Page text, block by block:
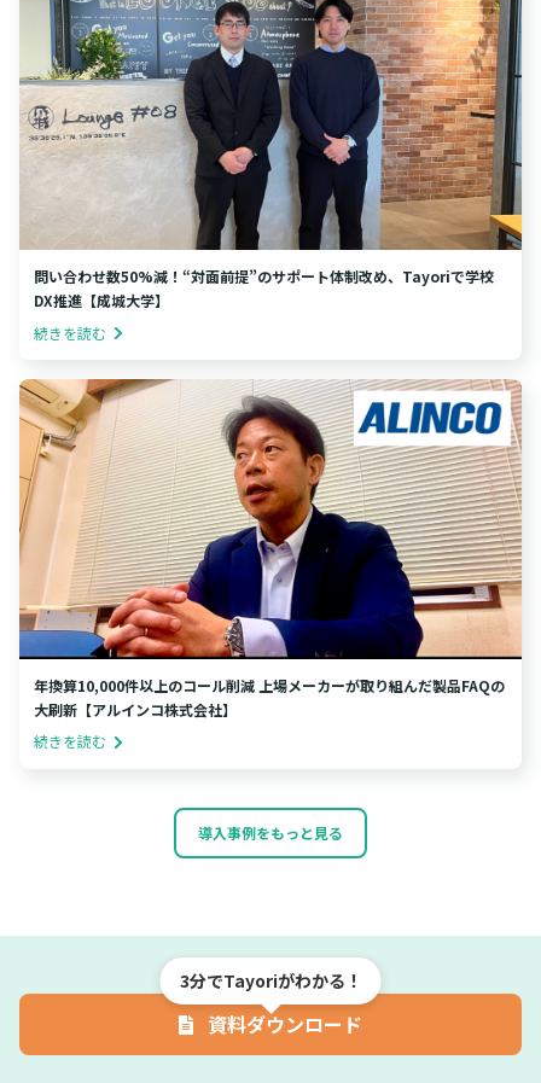
問い合わせ数50%減！“対面前提”のサポート体制改め、Tayoriで学校
DX推進【成城大学】
続きを読む
年換算10,000件以上のコール削減 上場メーカーが取り組んだ製品FAQの
大刷新【アルインコ株式会社】
続きを読む
導入事例をもっと見る
3分でTayoriがわかる！
資料ダウンロード